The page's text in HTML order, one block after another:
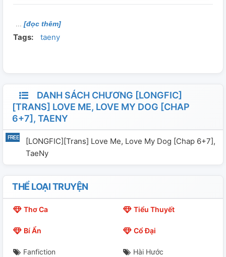
[đọc thêm]
Tags: taeny
DANH SÁCH CHƯƠNG [LONGFIC]
[TRANS] LOVE ME, LOVE MY DOG [CHAP
6+7], TAENY
[LONGFIC][Trans] Love Me, Love My Dog [chap 6+7],
TaeNy
THỂ LOẠI TRUYỆN
Thơ Ca Tiểu Thuyết
Bí Ẩn Cổ Đại
Fanfiction Hài Hước